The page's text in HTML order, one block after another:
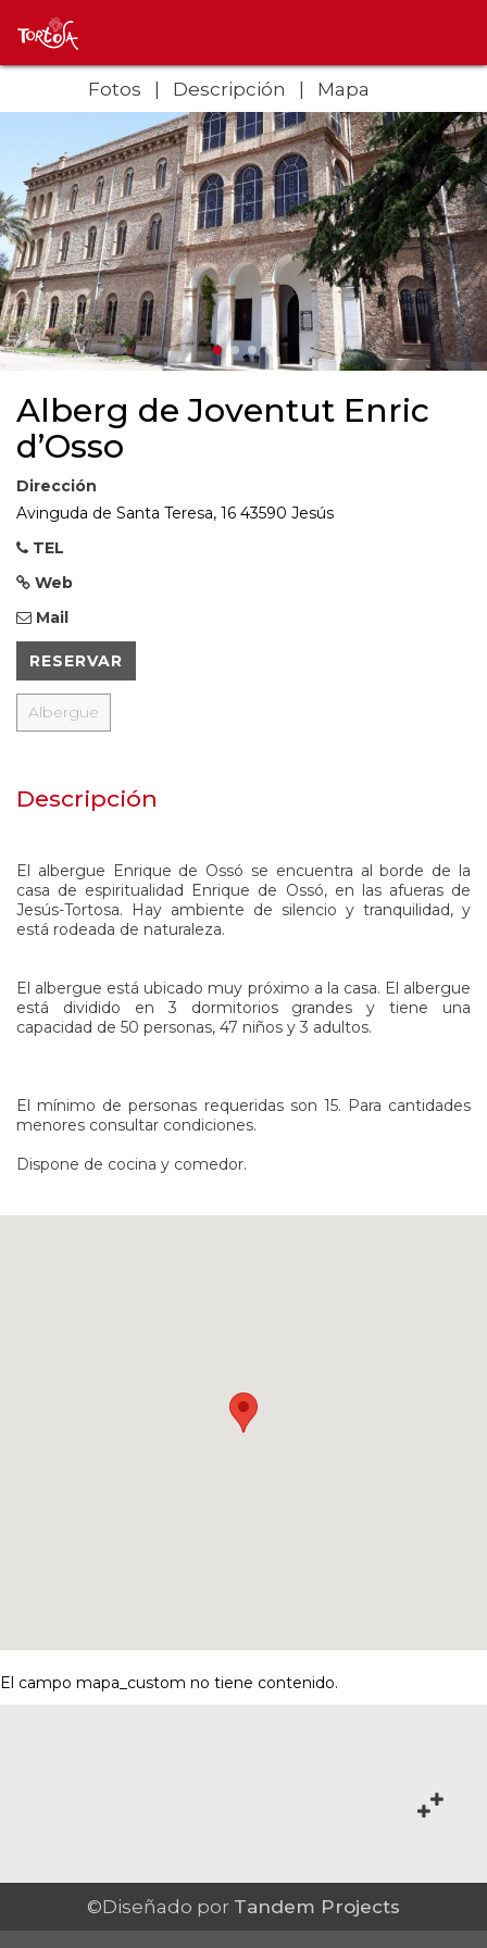
Fotos Descripción Mapa
Alberg de Joventut Enric
d’Osso
Dirección
Avinguda de Santa Teresa, 16 43590 Jesús
TEL
Web
Mail
RESERVAR
Albergue
Descripción
El albergue Enrique de Ossó se encuentra al borde de la
casa de espiritualidad Enrique de Ossó, en las afueras de
Jesús-Tortosa. Hay ambiente de silencio y tranquilidad, y
está rodeada de naturaleza.
El albergue está ubicado muy próximo a la casa. El albergue
está dividido en 3 dormitorios grandes y tiene una
capacidad de 50 personas, 47 niños y 3 adultos.
El mínimo de personas requeridas son 15. Para cantidades
menores consultar condiciones.
Dispone de cocina y comedor.
El campo mapa_custom no tiene contenido.
©Diseñado por Tandem Projects